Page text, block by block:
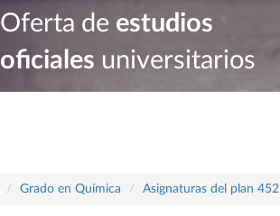
Oferta de estudios
oficiales universitarios
Grado en Química Asignaturas del plan 452